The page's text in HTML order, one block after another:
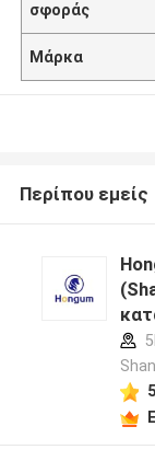
σφοράς
Μάρκα
Περίπου εμείς